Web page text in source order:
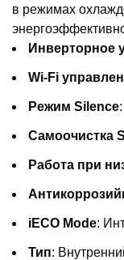
в режимах
Инверторное
Wi-Fi
Режим Silence
Самоочистка
Работа при
iECO Mode:
Тип: